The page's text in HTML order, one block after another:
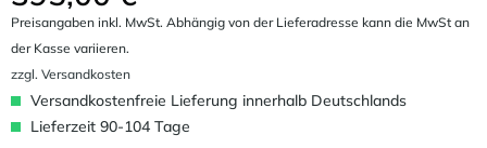
Preisangaben inkl. MwSt. Abhängig von der Lieferadresse kann die MwSt an
der Kasse variieren.
zzgl. Versandkosten
Versandkostenfreie Lieferung innerhalb Deutschlands
Lieferzeit 90-104 Tage